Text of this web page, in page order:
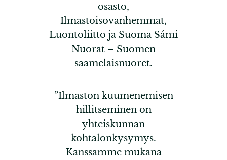
osasto,
Ilmastoisovanhemmat,
Luontoliitto ja Suoma Sámi
Nuorat – Suomen
saamelaisnuoret.
”Ilmaston kuumenemisen
hillitseminen on
yhteiskunnan
kohtalonkysymys.
Kanssamme mukana